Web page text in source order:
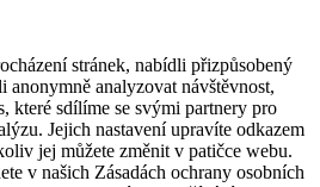
stránek, nabídli přizpůsobený
anonymně analyzovat návštěvnost,
které sdílíme se svými partnery pro
Jejich nastavení upravíte odkazem
jej můžete změnit v patičce webu.
v našich Zásadách ochrany osobních